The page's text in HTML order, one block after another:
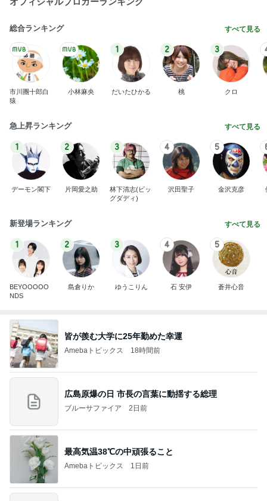
総合ランキング すべて見る
市川團十郎白
猿
小林麻央
1
だいたひかる
2
桃
3
クロ
急上昇ランキング すべて見る
1
デーモン閣下
2
片岡愛之助
3
林下清志(ビッ
グダディ)
4
沢田聖子
5
金沢克彦
新登場ランキング すべて見る
1
BEYOOOOO
NDS
2
島倉りか
3
ゆうこりん
4
石 安伊
5
蒼井心音
皆が羨む大学に25年勤めた幸運
Amebaトピックス 18時間前
広島原爆の日 市長の言葉に動揺する総理
ブルーサファイア 2日前
最高気温38℃の中頑張ること
Amebaトピックス 1日前